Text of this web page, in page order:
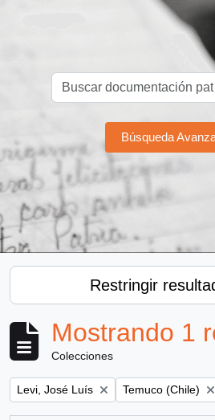
Búsqueda
Restringir
Mostrando 1
Colecciones
Remove filter:
Levi, José Luís Remove filter:
Temuco (Chile)